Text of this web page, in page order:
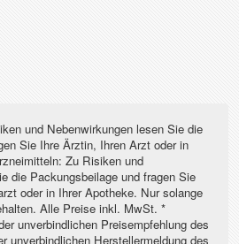
und Nebenwirkungen lesen Sie die
Sie Ihre Ärztin, Ihren Arzt oder in
Zu Risiken und
die Packungsbeilage und fragen Sie
oder in Ihrer Apotheke. Nur solange
Alle Preise inkl. MwSt. *
unverbindlichen Preisempfehlung des
unverbindlichen Herstellermeldung des